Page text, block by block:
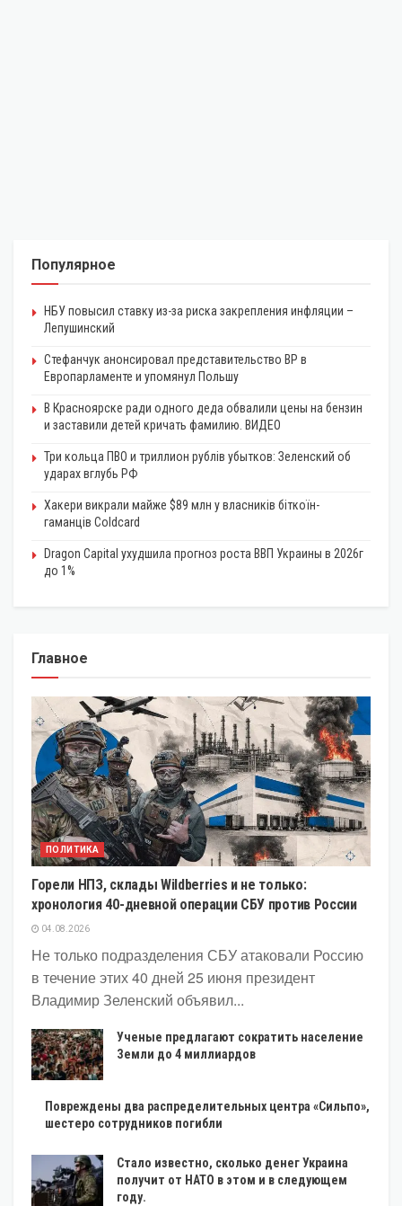
Популярное
НБУ повысил ставку из-за риска закрепления инфляции –
Лепушинский
Стефанчук анонсировал представительство ВР в
Европарламенте и упомянул Польшу
В Красноярске ради одного деда обвалили цены на бензин
и заставили детей кричать фамилию. ВИДЕО
Три кольца ПВО и триллион рублів убытков: Зеленский об
ударах вглубь РФ
Хакери викрали майже $89 млн у власників біткоїн-
гаманців Coldcard
Dragon Capital ухудшила прогноз роста ВВП Украины в 2026г
до 1%
Главное
ПОЛИТИКА
Горели НПЗ, склады Wildberries и не только:
хронология 40-дневной операции СБУ против России
04.08.2026
Не только подразделения СБУ атаковали Россию
в течение этих 40 дней 25 июня президент
Владимир Зеленский объявил...
Ученые предлагают сократить население
Земли до 4 миллиардов
Повреждены два распределительных центра «Сильпо»,
шестеро сотрудников погибли
Стало известно, сколько денег Украина
получит от НАТО в этом и в следующем
году.